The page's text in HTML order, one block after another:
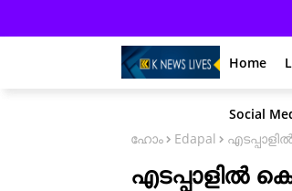
Home
Social
ഹോം
Edapal
എടപ്പാളിൽ